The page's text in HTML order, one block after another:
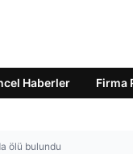
Haberler Firma
ölü bulundu